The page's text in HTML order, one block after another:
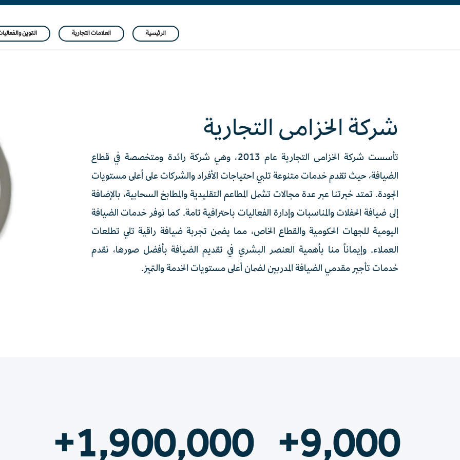
الرئيسية العلامات التجارية التموين
شركة الخزامى التجارية
تأسست شركة الخزامى التجارية عام 2013، وهي شركة رائدة ومتخصصة في قطاع
الضيافة، حيث تقدم خدمات متنوعة تلبي احتياجات الأفراد والشركات على أعلى مستويات
الجودة. تمتد خبرتنا عبر عدة مجالات تشمل المطاعم التقليدية والمطابخ السحابية، بالإضافة
إلى ضيافة الحفلات والمناسبات وإدارة الفعاليات باحترافية تامة. كما نوفر خدمات الضيافة
اليومية للجهات الحكومية والقطاع الخاص، مما يضمن تجربة ضيافة راقية تلي تطلعات
العملاء. وإيماناً منا بأهمية العنصر البشري في تقديم الضيافة بأفضل صورها، نقدم
خدمات تأجير مقدمي الضيافة المدربين لضمان أعلى مستويات الخدمة والتميز.
9,000+
1,900,000+